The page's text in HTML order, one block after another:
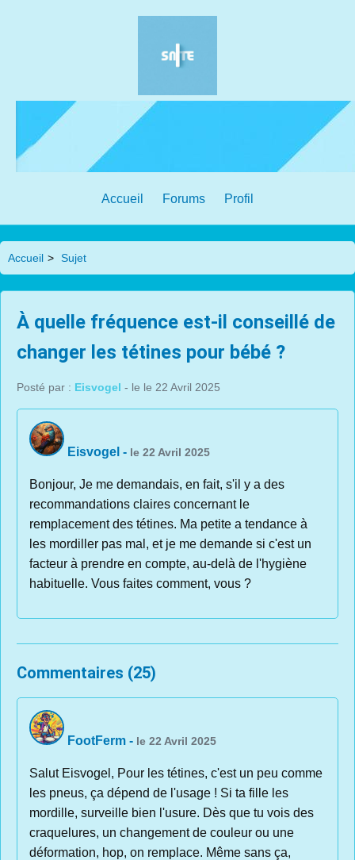
Accueil Forums Profil
Accueil > Sujet
À quelle fréquence est-il conseillé de
changer les tétines pour bébé ?
Posté par : Eisvogel - le le 22 Avril 2025
Eisvogel - le 22 Avril 2025
Bonjour, Je me demandais, en fait, s'il y a des
recommandations claires concernant le
remplacement des tétines. Ma petite a tendance à
les mordiller pas mal, et je me demande si c'est un
facteur à prendre en compte, au-delà de l'hygiène
habituelle. Vous faites comment, vous ?
Commentaires (25)
FootFerm - le 22 Avril 2025
Salut Eisvogel, Pour les tétines, c'est un peu comme
les pneus, ça dépend de l'usage ! Si ta fille les
mordille, surveille bien l'usure. Dès que tu vois des
craquelures, un changement de couleur ou une
déformation, hop, on remplace. Même sans ça,